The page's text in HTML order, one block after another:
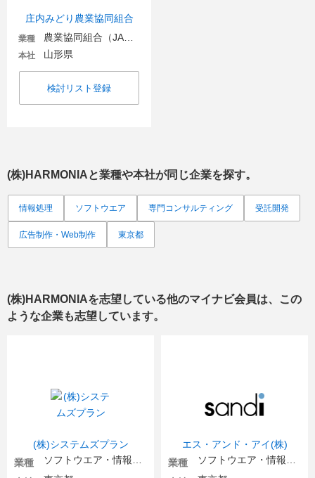
庄内みどり農業協同組合
業種
本社 山形県
検討リスト登録
(株)HARMONIAと業種や本社が同じ企業を探す。
情報処理 ソフトウエア 専門コンサルティング 受託開発
広告制作・Web制作 東京都
(株)HARMONIAを志望している他のマイナビ会員は、この
ような企業も志望しています。
(株)システムズプラン
業種
エス・アンド・アイ(株)
業種